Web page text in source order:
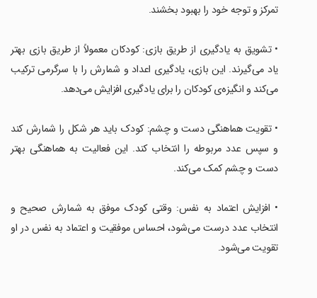
تمرکز و توجه خود را بهبود بخشند.
‏• تشویق به یادگیری از طریق بازی: کودکان معمولاً از طریق بازی بهتر
یاد می‌گیرند. این بازی، یادگیری اعداد و شمارش را با سرگرمی ترکیب
می‌کند و انگیزه‌ی کودکان را برای یادگیری افزایش می‌دهد.
‏• تقویت هماهنگی دست و چشم: کودک باید هر شکل را شمارش کند
و سپس عدد مربوطه را انتخاب کند. این فعالیت به هماهنگی بهتر
دست و چشم کمک می‌کند.
‏• افزایش اعتماد به نفس: وقتی کودک موفق به شمارش صحیح و
انتخاب عدد درست می‌شود، احساس موفقیت و اعتماد به نفس در او
تقویت می‌شود.